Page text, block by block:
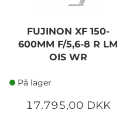
FUJINON XF 150-
600MM F/5,6-8 R LM
OIS WR
På lager
17.795,00 DKK